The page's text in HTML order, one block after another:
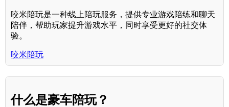
咬米陪玩是一种线上陪玩服务，提供专业游戏陪练和聊天
陪伴，帮助玩家提升游戏水平，同时享受更好的社交体
验。
咬米陪玩
什么是豪车陪玩？